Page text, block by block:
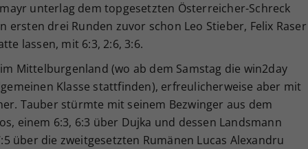
unterlag dem topgesetzten Österreicher-Schreck
ersten drei Runden zuvor schon Leo Stieber, Felix Raser
lassen, mit 6:3, 2:6, 3:6.
Mittelburgenland (wo ab dem Samstag die win2day
Klasse stattfinden), erfreulicherweise aber mit
Tauber stürmte mit seinem Bezwinger aus dem
einem 6:3, 6:3 über Dujka und dessen Landsmann
über die zweitgesetzten Rumänen Lucas Alexandru